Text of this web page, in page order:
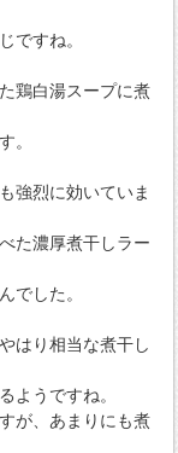
ですね。
鶏白湯スープに煮
。
強烈に効いていま
た濃厚煮干しラー
でした。
はり相当な煮干し
ようですね。
が、あまりにも煮